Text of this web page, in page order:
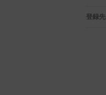
登録先